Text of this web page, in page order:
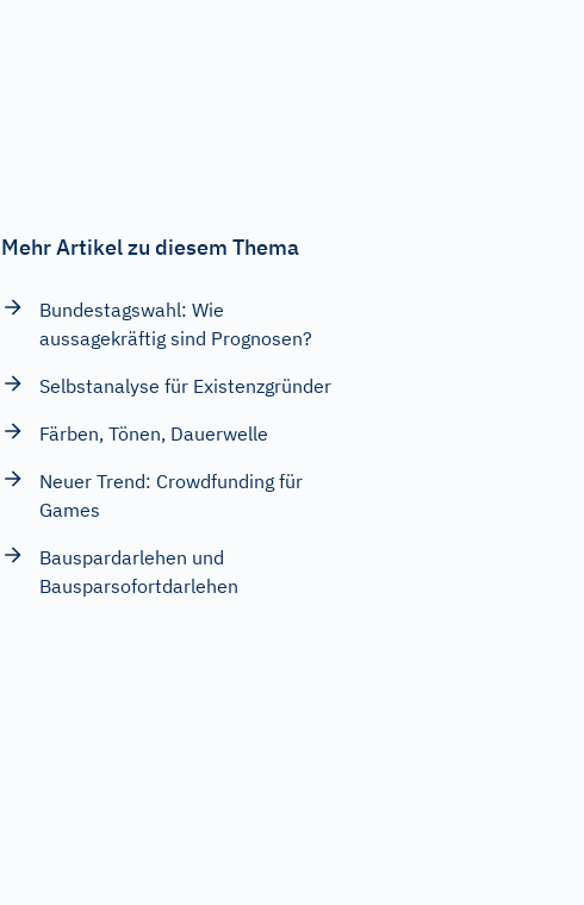
Mehr Artikel zu diesem Thema
Bundestagswahl: Wie
aussagekräftig sind Prognosen?
Selbstanalyse für Existenzgründer
Färben, Tönen, Dauerwelle
Neuer Trend: Crowdfunding für
Games
Bauspardarlehen und
Bausparsofortdarlehen